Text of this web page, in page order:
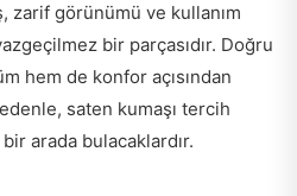
zarif görünümü ve kullanım
bir parçasıdır. Doğru
hem de konfor açısından
saten kumaşı tercih
bir arada bulacaklardır.